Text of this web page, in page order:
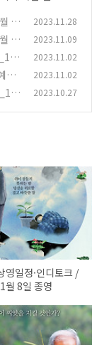
2
2023.11.28
8
2023.11.09
2023.11.02
매
2023.11.02
2023.10.27
영일정·인디토크 /
월 8일 종영